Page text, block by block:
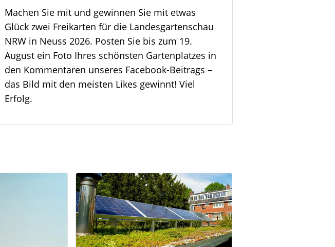
Machen Sie mit und gewinnen Sie mit etwas
Glück zwei Freikarten für die Landesgartenschau
NRW in Neuss 2026. Posten Sie bis zum 19.
August ein Foto Ihres schönsten Gartenplatzes in
den Kommentaren unseres Facebook-Beitrags –
das Bild mit den meisten Likes gewinnt! Viel
Erfolg.